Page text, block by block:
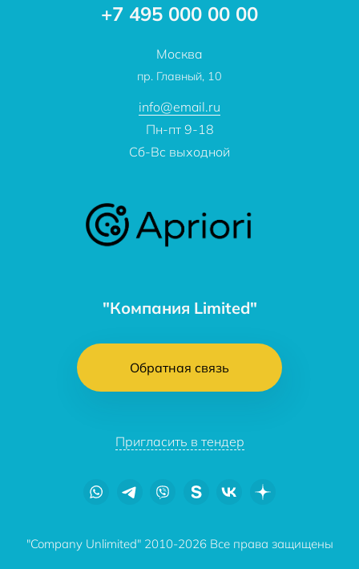
"Компания Limited"
Обратная связь
Пригласить в тендер
+7 495 000 00 00
Москва
пр. Главный, 10
info@email.ru
Пн-пт 9-18
Сб-Вс выходной
"Company Unlimited" 2010-2026 Все права защищены